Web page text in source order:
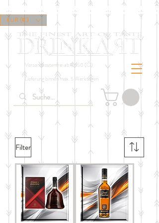
Versandkostenfrei ab € 150 (Ö)
Lieferung binnen max. 5 Werktagen
EUR (€)
Filter